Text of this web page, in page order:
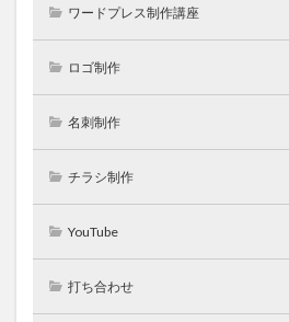
ワードプレス制作講座
ロゴ制作
名刺制作
チラシ制作
YouTube
打ち合わせ